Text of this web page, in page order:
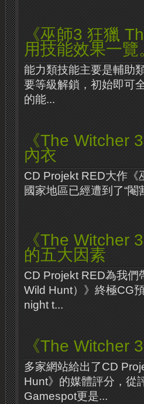
《巫師3 狂獵
用技能效果一
能力類技能主要是輔助
要等級解鎖，初始即可
的能...
《The Witcher
內衣
CD Projekt RED大作《
國家地區已經遭到了“閹
《The Witcher
的五大因素
CD Projekt RED為我們
Wild Hunt）》終極CG
night t...
《The Witcher
多家網站給出了CD
Hunt》的媒體評分，從
Gamespot更是...